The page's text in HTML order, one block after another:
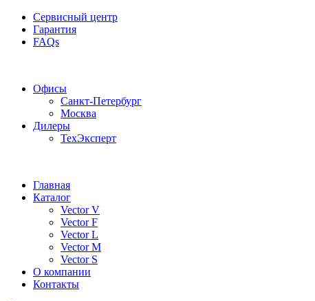
Сервисный центр
Гарантия
FAQs
Офисы
Санкт-Петербург
Москва
Дилеры
ТехЭксперт
Главная
Каталог
Vector V
Vector F
Vector L
Vector M
Vector S
О компании
Контакты